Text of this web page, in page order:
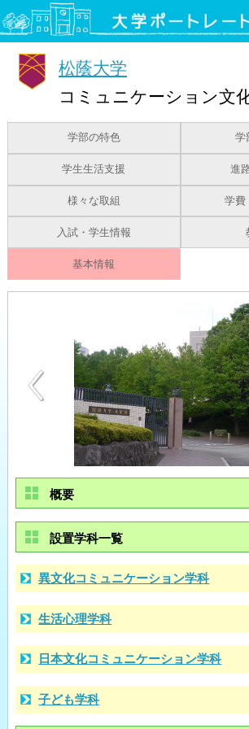
松蔭大学
コミュニケーション文
学部の特色 学
学生生活支援 進
様々な取組 学費
入試・学生情報
基本情報
概要
設置学科一覧
異文化コミュニケーション学科
生活心理学科
日本文化コミュニケーション学科
子ども学科